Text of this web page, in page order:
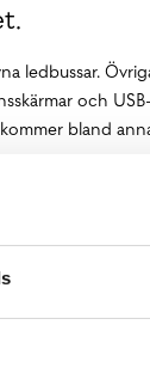
ledbussar.
och
bland
i Östergötland.
oss av, och
kl. 14.45.